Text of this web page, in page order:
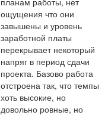
ощущения что они
завышены и уровень
заработной платы
перекрывает некоторый
напряг в период сдачи
проекта. Базово работа
отстроена так, что темпы
хоть высокие, но
довольно ровные, но